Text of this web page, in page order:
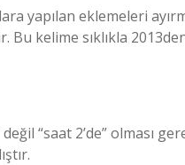
yapılan eklemeleri
Bu kelime sıklıkla
“saat 2’de” olması